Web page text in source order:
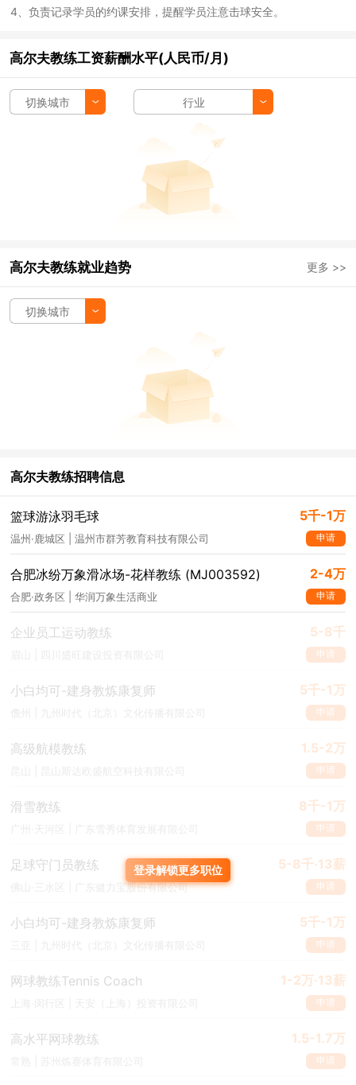
4、负责记录学员的约课安排，提醒学员注意击球安全。
高尔夫教练工资薪酬水平(人民币/月)
切换城市 行业
高尔夫教练就业趋势 更多 >>
切换城市
高尔夫教练招聘信息
篮球游泳羽毛球 5千-1万
温州·鹿城区 | 温州市群芳教育科技有限公司 申请
合肥冰纷万象滑冰场-花样教练 (MJ003592) 2-4万
合肥·政务区 | 华润万象生活商业 申请
企业员工运动教练 5-8千
申请
小白均可-建身教炼康复师 5千-1万
申请
高级航模教练 1.5-2万
申请
滑雪教练 8千-1万
申请
足球守门员教练 5-8千·13薪
佛山·三水区 | 广东健力宝股份有限公司 申请
小白均可-建身教炼康复师 5千-1万
申请
网球教练Tennis Coach 1-2万·13薪
申请
高水平网球教练 1.5-1.7万
申请
登录解锁更多职位